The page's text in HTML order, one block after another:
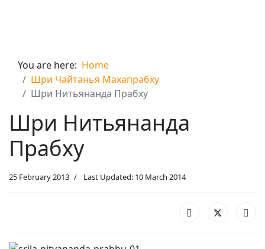
You are here: Home
Шри Чайтанья Махапрабху
Шри Нитьянанда Прабху
Шри Нитьянанда
Прабху
25 February 2013 Last Updated: 10 March 2014